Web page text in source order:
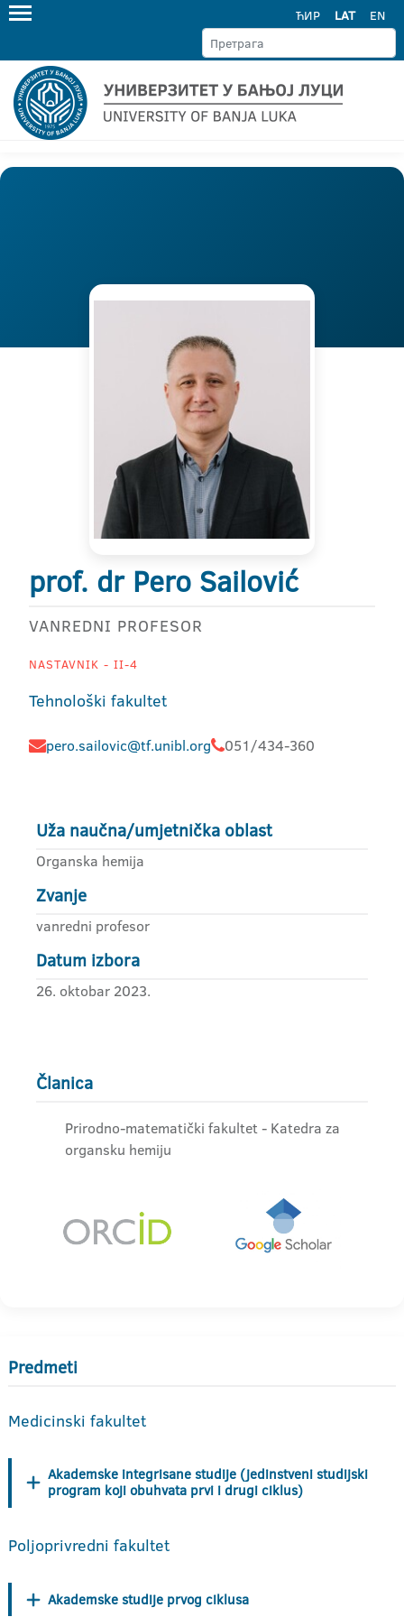
ЋИР LAT EN
prof. dr Pero Sailović
VANREDNI PROFESOR
NASTAVNIK - II-4
Tehnološki fakultet
pero.sailovic@tf.unibl.org 051/434-360
Uža naučna/umjetnička oblast
Organska hemija
Zvanje
vanredni profesor
Datum izbora
26. oktobar 2023.
Članica
Prirodno-matematički fakultet - Katedra za
organsku hemiju
Predmeti
Medicinski fakultet
Akademske integrisane studije (jedinstveni studijski
program koji obuhvata prvi i drugi ciklus)
Poljoprivredni fakultet
Akademske studije prvog ciklusa